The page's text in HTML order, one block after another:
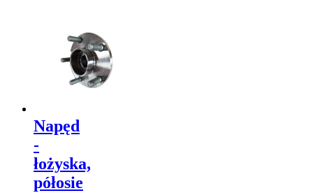
Napęd
-
łożyska,
półosie